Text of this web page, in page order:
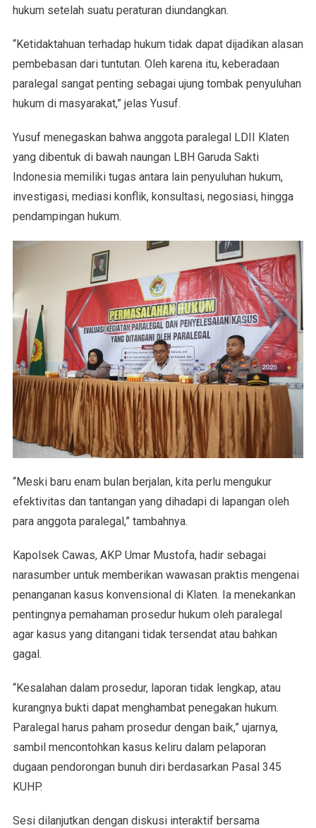
hukum setelah suatu peraturan diundangkan.
“Ketidaktahuan terhadap hukum tidak dapat dijadikan alasan
pembebasan dari tuntutan. Oleh karena itu, keberadaan
paralegal sangat penting sebagai ujung tombak penyuluhan
hukum di masyarakat,” jelas Yusuf.
Yusuf menegaskan bahwa anggota paralegal LDII Klaten
yang dibentuk di bawah naungan LBH Garuda Sakti
Indonesia memiliki tugas antara lain penyuluhan hukum,
investigasi, mediasi konflik, konsultasi, negosiasi, hingga
pendampingan hukum.
“Meski baru enam bulan berjalan, kita perlu mengukur
efektivitas dan tantangan yang dihadapi di lapangan oleh
para anggota paralegal,” tambahnya.
Kapolsek Cawas, AKP Umar Mustofa, hadir sebagai
narasumber untuk memberikan wawasan praktis mengenai
penanganan kasus konvensional di Klaten. Ia menekankan
pentingnya pemahaman prosedur hukum oleh paralegal
agar kasus yang ditangani tidak tersendat atau bahkan
gagal.
“Kesalahan dalam prosedur, laporan tidak lengkap, atau
kurangnya bukti dapat menghambat penegakan hukum.
Paralegal harus paham prosedur dengan baik,” ujarnya,
sambil mencontohkan kasus keliru dalam pelaporan
dugaan pendorongan bunuh diri berdasarkan Pasal 345
KUHP.
Sesi dilanjutkan dengan diskusi interaktif bersama